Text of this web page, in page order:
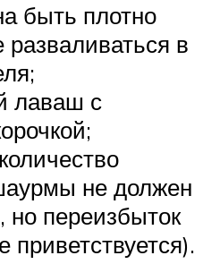
быть плотно
разваливаться в
лаваш с
не должен
переизбыток
приветствуется).